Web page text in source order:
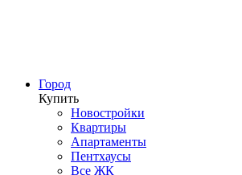
Город
Купить
Новостройки
Квартиры
Апартаменты
Пентхаусы
Все ЖК